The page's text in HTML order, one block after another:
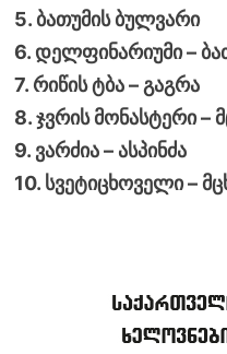
5. ბათუმის ბულვარი
6. დელფინარიუმი –
7. რიწის ტბა – გაგრა
8. ჯვრის მონასტერი –
9. ვარძია – ასპინძა
10. სვეტიცხოველი –